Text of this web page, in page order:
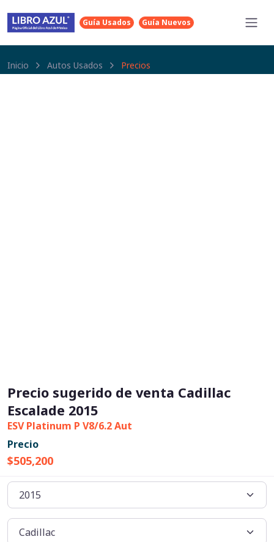
Guía Usados Guía Nuevos
Inicio Autos Usados Precios
Precio sugerido de venta Cadillac
Escalade 2015
ESV Platinum P V8/6.2 Aut
Precio
$505,200